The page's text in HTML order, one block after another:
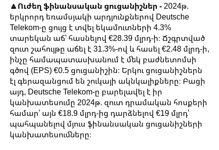
🔼Ուժեղ ֆինանսական ցուցանիշներ -2024թ.
երկրորդ եռամսյակի արդյունքներով Deutsche
Telekom-ը ցույց է տվել եկամուտների 4.3%
տարեկան աճ՝ հասնելով €28.39 մլրդ-ի։ Ճշգրտված
զուտ շահույթը աճել է 31.3%-ով և հասել €2.48 մլրդ-ի,
ինչը համապատասխանում է մեկ բաժնետոմսի
գծով (EPS) €0.5 ցուցանիշին։ Երկու ցուցանիշներն
էլ գերազանցում են շուկայի ակնկալիքները։ Բացի
այդ, Deutsche Telekom-ը բարելավել է իր
կանխատեսումը 2024թ. զուտ դրամական հոսքերի
համար՝ այն €18.9 մլրդ-ից դարձնելով €19 մլրդ՝
պահպանելով մյուս ֆինանսական ցուցանիշների
կանխատեսումները։